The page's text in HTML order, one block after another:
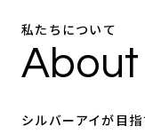
私たちについて
About
シルバーアイが目指